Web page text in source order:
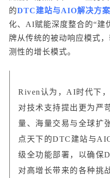
的DTC建站与AIO解决方案
化、AI赋能深度整合的“建
牌从传统的被动响应模式
测性的增长模式。
Riven认为，AI时代下
对技术支持提出更为严
量、海量交易与全球扩
点天下的DTC建站与
级全功能部署，以确保
对高增长带来的各种挑